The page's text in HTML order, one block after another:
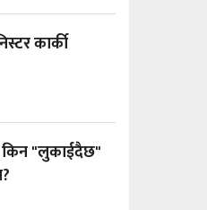
कार्की
"लुकाईदैछ"